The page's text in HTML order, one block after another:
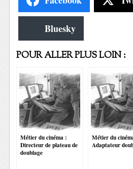
Bluesky
POUR ALLER PLUS LOIN :
Métier du cinéma :
Directeur de plateau de
doublage
Métier du
Adaptateur